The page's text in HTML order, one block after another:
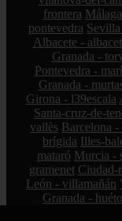
frontera
pontevedra
Albacete -
Granada -
Pontevedra -
Granada -
Girona - l39escala
Santa-cruz-de-
vallès Barcelona -
brígida Illes-
mataró Murcia -
gramenet Ciudad-
León - villamañán
Granada -